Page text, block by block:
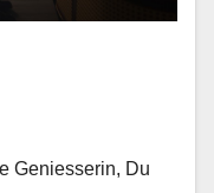
Geniesserin, Du